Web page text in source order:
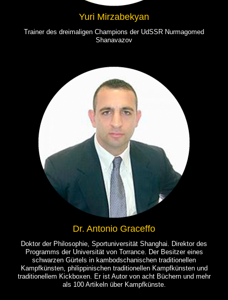
Yuri Mirzabekyan
Trainer des dreimaligen Champions der UdSSR Nurmagomed
Shanavazov
Dr. Antonio Graceffo
Doktor der Philosophie, Sportuniversität Shanghai. Direktor des
Programms der Universität von Torrance. Der Besitzer eines
schwarzen Gürtels in kambodschanischen traditionellen
Kampfkünsten, philippinischen traditionellen Kampfkünsten und
traditionellem Kickboxen. Er ist Autor von acht Büchern und mehr
als 100 Artikeln über Kampfkünste.